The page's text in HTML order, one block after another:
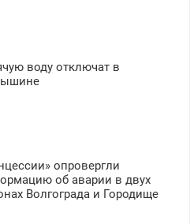
воду отключат в
опровергли
об аварии в двух
Волгограда и Городище